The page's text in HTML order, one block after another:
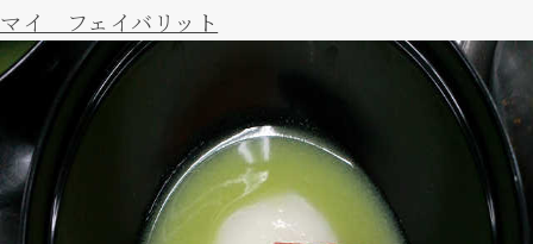
マイ フェイバリット